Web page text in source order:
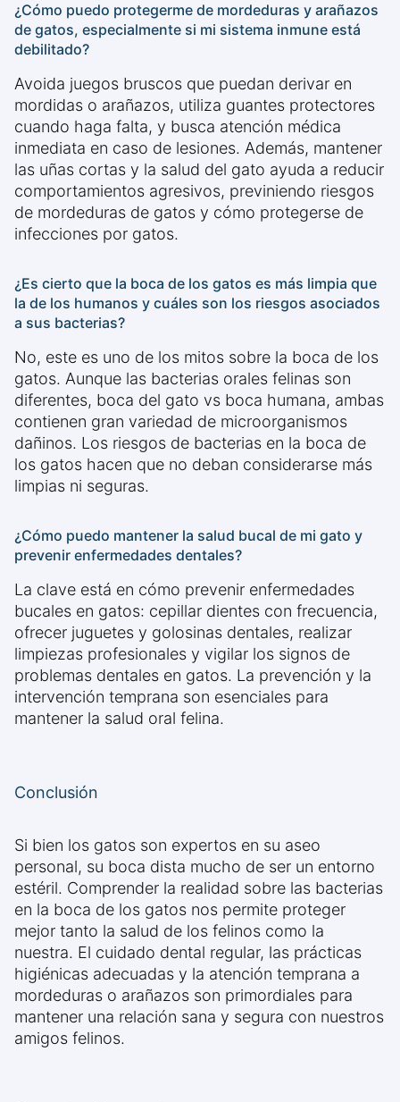
¿Cómo puedo protegerme de mordeduras y arañazos
de gatos, especialmente si mi sistema inmune está
debilitado?
Avoida juegos bruscos que puedan derivar en
mordidas o arañazos, utiliza guantes protectores
cuando haga falta, y busca atención médica
inmediata en caso de lesiones. Además, mantener
las uñas cortas y la salud del gato ayuda a reducir
comportamientos agresivos, previniendo riesgos
de mordeduras de gatos y cómo protegerse de
infecciones por gatos.
¿Es cierto que la boca de los gatos es más limpia que
la de los humanos y cuáles son los riesgos asociados
a sus bacterias?
No, este es uno de los mitos sobre la boca de los
gatos. Aunque las bacterias orales felinas son
diferentes, boca del gato vs boca humana, ambas
contienen gran variedad de microorganismos
dañinos. Los riesgos de bacterias en la boca de
los gatos hacen que no deban considerarse más
limpias ni seguras.
¿Cómo puedo mantener la salud bucal de mi gato y
prevenir enfermedades dentales?
La clave está en cómo prevenir enfermedades
bucales en gatos: cepillar dientes con frecuencia,
ofrecer juguetes y golosinas dentales, realizar
limpiezas profesionales y vigilar los signos de
problemas dentales en gatos. La prevención y la
intervención temprana son esenciales para
mantener la salud oral felina.
Conclusión
Si bien los gatos son expertos en su aseo
personal, su boca dista mucho de ser un entorno
estéril. Comprender la realidad sobre las bacterias
en la boca de los gatos nos permite proteger
mejor tanto la salud de los felinos como la
nuestra. El cuidado dental regular, las prácticas
higiénicas adecuadas y la atención temprana a
mordeduras o arañazos son primordiales para
mantener una relación sana y segura con nuestros
amigos felinos.